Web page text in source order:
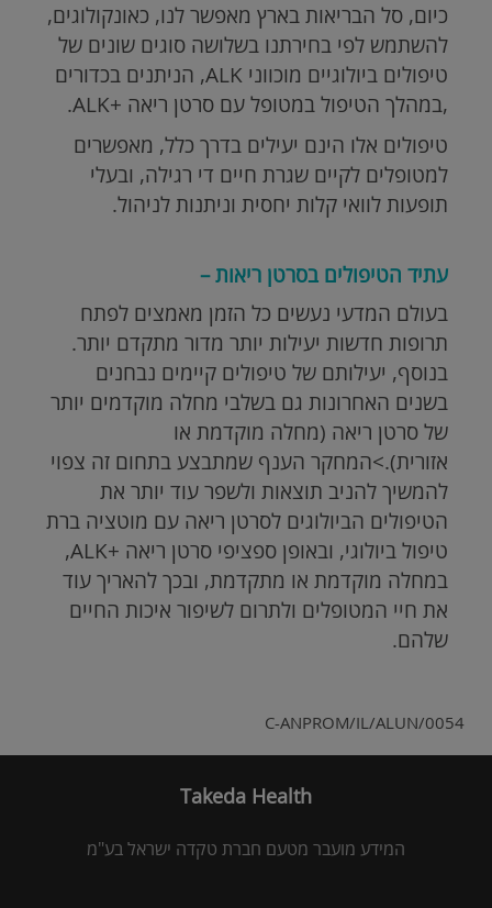
כיום, סל הבריאות בארץ מאפשר לנו, כאונקולוגים,
להשתמש לפי בחירתנו בשלושה סוגים שונים של
טיפולים ביולוגיים מוכווני ALK, הניתנים בכדורים
,במהלך הטיפול במטופל עם סרטן ריאה +ALK.
טיפולים אלו הינם יעילים בדרך כלל, מאפשרים
למטופלים לקיים שגרת חיים די רגילה, ובעלי
תופעות לוואי קלות יחסית וניתנות לניהול.
עתיד הטיפולים בסרטן ריאות –
בעולם המדעי נעשים כל הזמן מאמצים לפתח
תרופות חדשות יעילות יותר מדור מתקדם יותר.
בנוסף, יעילותם של טיפולים קיימים נבחנים
בשנים האחרונות גם בשלבי מחלה מוקדמים יותר
של סרטן ריאה (מחלה מוקדמת או
אזורית).>המחקר הענף שמתבצע בתחום זה צפוי
להמשיך להניב תוצאות ולשפר עוד יותר את
הטיפולים הביולוגים לסרטן ריאה עם מוטציה ברת
טיפול ביולוגי, ובאופן ספציפי סרטן ריאה +ALK,
במחלה מוקדמת או מתקדמת, ובכך להאריך עוד
את חיי המטופלים ולתרום לשיפור איכות החיים
שלהם.
C-ANPROM/IL/ALUN/0054
Takeda Health
המידע מועבר מטעם חברת טקדה ישראל בע"מ